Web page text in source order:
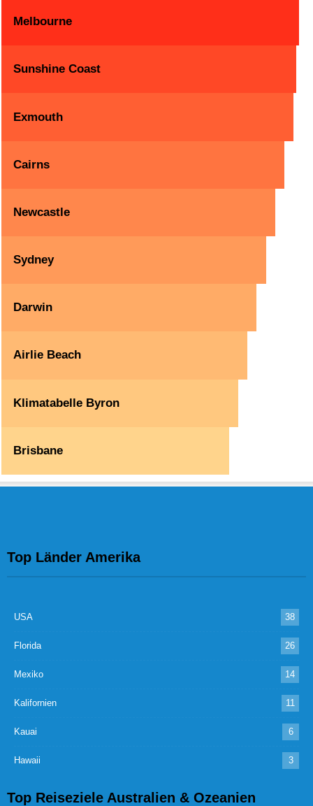
Melbourne
Sunshine Coast
Exmouth
Cairns
Newcastle
Sydney
Darwin
Airlie Beach
Klimatabelle Byron
Brisbane
Top Länder Amerika
USA 38
Florida 26
Mexiko 14
Kalifornien 11
Kauai 6
Hawaii 3
Top Reiseziele Australien & Ozeanien